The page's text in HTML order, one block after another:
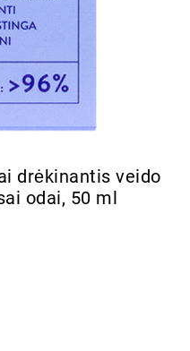
drėkinantis veido
odai, 50 ml